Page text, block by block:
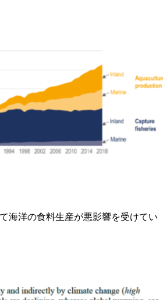
海洋の食料生産が悪影響を受けてい